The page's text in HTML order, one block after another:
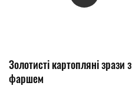
Золотисті картопляні зрази з
фаршем